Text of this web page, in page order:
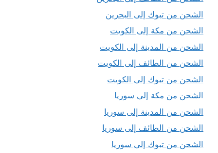
الشحن من تبوك إلى البحرين
الشحن من مكة إلى الكويت
الشحن من المدينة إلى الكويت
الشحن من الطائف إلى الكويت
الشحن من تبوك إلى الكويت
الشحن من مكة إلى سوريا
الشحن من المدينة إلى سوريا
الشحن من الطائف إلى سوريا
الشحن من تبوك إلى سوريا